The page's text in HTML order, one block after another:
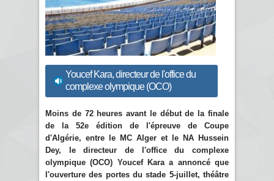
Youcef Kara, directeur de l'office du
complexe olympique (OCO)
Moins de 72 heures avant le début de la finale
de la 52e édition de l'épreuve de Coupe
d'Algérie, entre le MC Alger et le NA Hussein
Dey, le directeur de l'office du complexe
olympique (OCO) Youcef Kara a annoncé que
l'ouverture des portes du stade 5-juillet, théâtre